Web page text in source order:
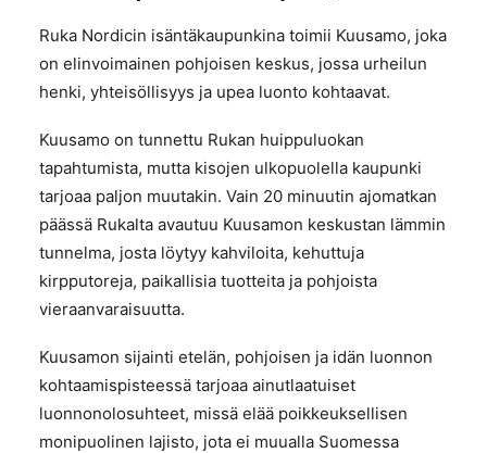
Ruka Nordicin isäntäkaupunkina toimii Kuusamo, joka
on elinvoimainen pohjoisen keskus, jossa urheilun
henki, yhteisöllisyys ja upea luonto kohtaavat.
Kuusamo on tunnettu Rukan huippuluokan
tapahtumista, mutta kisojen ulkopuolella kaupunki
tarjoaa paljon muutakin. Vain 20 minuutin ajomatkan
päässä Rukalta avautuu Kuusamon keskustan lämmin
tunnelma, josta löytyy kahviloita, kehuttuja
kirpputoreja, paikallisia tuotteita ja pohjoista
vieraanvaraisuutta.
Kuusamon sijainti etelän, pohjoisen ja idän luonnon
kohtaamispisteessä tarjoaa ainutlaatuiset
luonnonolosuhteet, missä elää poikkeuksellisen
monipuolinen lajisto, jota ei muualla Suomessa